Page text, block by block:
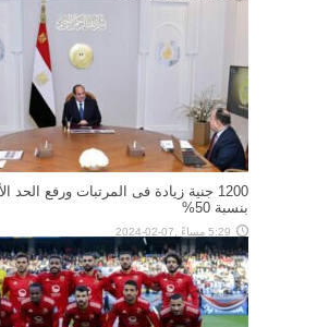
1200 جنية زيادة فى المرتبات ورفع الحد
بنسبة 50%
5:29 مساءً ,07-02-2024